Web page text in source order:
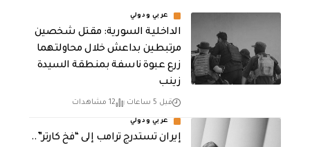
عربي ودولي
الداخلية السورية: مقتل شخصين
مرتبطين بداعش خلال محاولتهما
زرع عبوة ناسفة بمنطقة السيدة
زينب
قبل 5 ساعات 12 مشاهدات
عربي ودولي
إيران تستدرج ترامب إلى “فخ كارتر”..